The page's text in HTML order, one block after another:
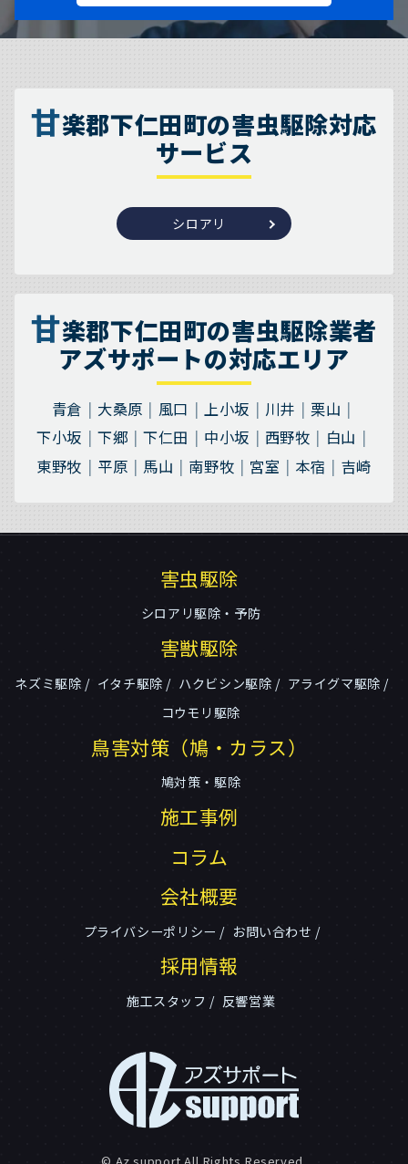
甘楽郡下仁田町の害虫駆除対応
サービス
シロアリ
甘楽郡下仁田町の害虫駆除業者
アズサポートの対応エリア
青倉 大桑原 風口 上小坂 川井
栗山
下小坂
下郷 下仁田 中小坂 西野牧
白山
東野牧
平原 馬山 南野牧 宮室 本宿 吉崎
害虫駆除
シロアリ駆除・予防
害獣駆除
ネズミ駆除 イタチ駆除 ハクビシン駆除
アライグマ駆除
コウモリ駆除
鳥害対策（鳩・カラス）
鳩対策・駆除
施工事例
コラム
会社概要
プライバシーポリシー お問い合わせ
採用情報
施工スタッフ 反響営業